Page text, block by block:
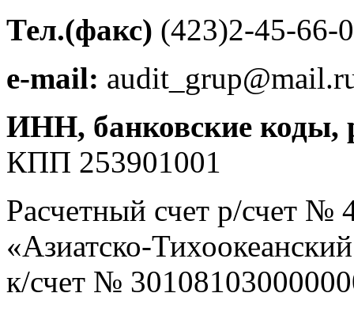
Тел.(факс) (423)2-45-66-
е-mail:
ИНН, банковские коды,
КПП 253901001
Расчетный счет р/счет №
«Азиатско-
к/счет №